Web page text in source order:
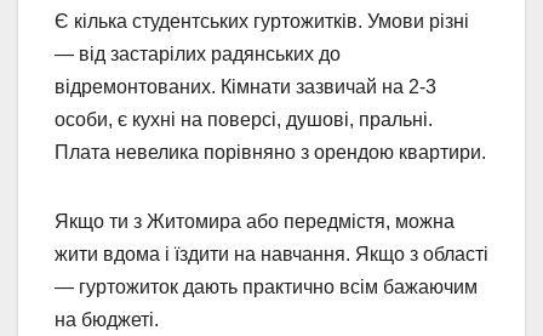
Є кілька студентських гуртожитків. Умови різні
— від застарілих радянських до
відремонтованих. Кімнати зазвичай на 2-3
особи, є кухні на поверсі, душові, пральні.
Плата невелика порівняно з орендою квартири.
Якщо ти з Житомира або передмістя, можна
жити вдома і їздити на навчання. Якщо з області
— гуртожиток дають практично всім бажаючим
на бюджеті.